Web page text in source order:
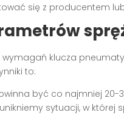
się z producentem
klucza
to:
być co najmniej 20-
sytuacji, w